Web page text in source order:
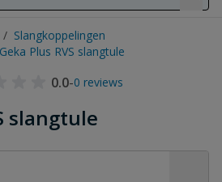
/ Slangkoppelingen
Geka Plus RVS slangtule
0.0-0 reviews
slangtule